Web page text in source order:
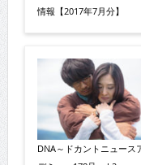
情報【2017年7月分】
DNA～ドカントニュース